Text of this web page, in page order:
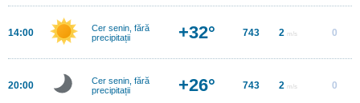
14:00
Cer senin, fără
precipitații
+32° 743 2 m/s 0
20:00
Cer senin, fără
precipitații
+26° 743 2 m/s 0